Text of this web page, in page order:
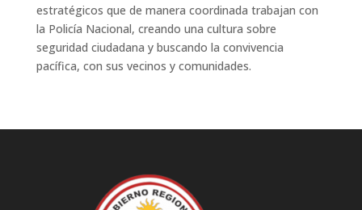
estratégicos que de manera coordinada trabajan con
la Policía Nacional, creando una cultura sobre
seguridad ciudadana y buscando la convivencia
pacífica, con sus vecinos y comunidades.